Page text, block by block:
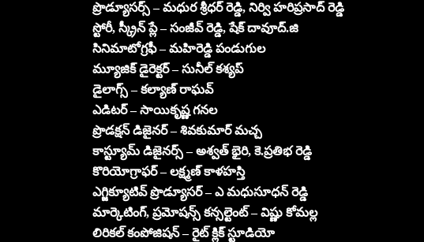
ప్రొడ్యూసర్స్ – మధుర శ్రీధర్ రెడ్డి, నిర్వి హరిప్రసాద్ రెడ్డి
స్టోరీ, స్క్రీన్ ప్లే – సంజీవ్ రెడ్డి, షేక్ దావూద్.జి
సినిమాటోగ్రఫీ – మహిరెడ్డి పండుగుల
మ్యూజిక్ డైరెక్టర్ – సునీల్ కశ్యప్
డైలాగ్స్ – కల్యాణ్ రాఘవ్
ఎడిటర్ – సాయికృష్ణ గనల
ప్రొడక్షన్ డిజైనర్ – శివకుమార్ మచ్చ
కాస్ట్యూమ్ డిజైనర్స్ – అశ్వత్ భైరి, కె.ప్రతిభ రెడ్డి
కొరియోగ్రాఫర్ – లక్ష్మణ్ కాళహస్తి
ఎగ్జిక్యూటివ్ ప్రొడ్యూసర్ – ఎ మధుసూధన్ రెడ్డి
మార్కెటింగ్, ప్రమోషన్స్ కన్సల్టెంట్ – విష్ణు కోమల్ల
లిరికల్ కంపోజిషన్ – రైట్ క్లిక్ స్టూడియో